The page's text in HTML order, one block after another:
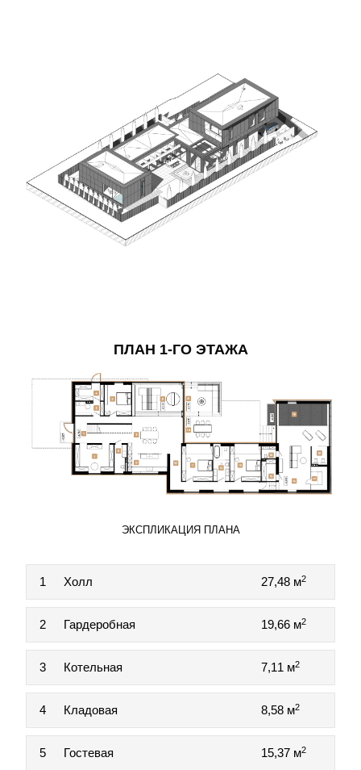
ПЛАН 1-ГО ЭТАЖА
ЭКСПЛИКАЦИЯ ПЛАНА
1 Холл 27,48 м2
2 Гардеробная 19,66 м2
3 Котельная 7,11 м2
4 Кладовая 8,58 м2
5 Гостевая 15,37 м2